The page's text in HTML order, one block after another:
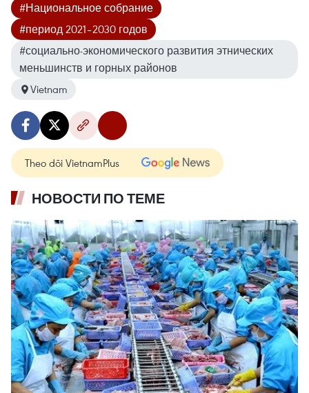
#Национальное собрание
#период 2021–2030 годов
#социально-экономического развития этнических
меньшинств и горных районов
Vietnam
Theo dõi VietnamPlus
НОВОСТИ ПО ТЕМЕ